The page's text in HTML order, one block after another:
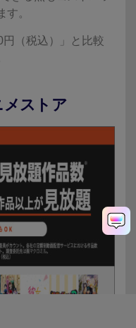
す。
（税込）」と比較
メストア